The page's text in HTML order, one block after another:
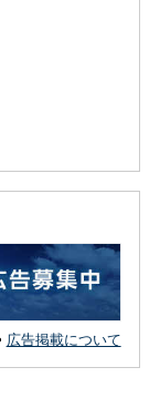
広告掲載について